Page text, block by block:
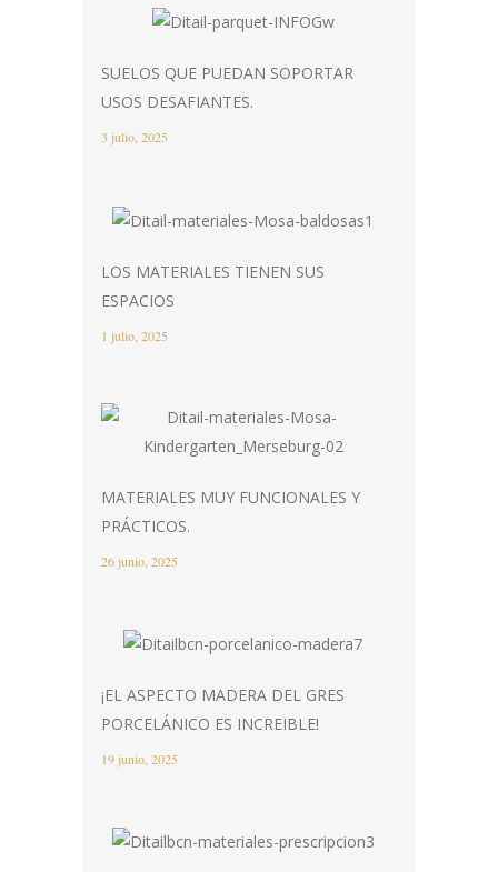
SUELOS QUE PUEDAN SOPORTAR
USOS DESAFIANTES.
3 julio, 2025
LOS MATERIALES TIENEN SUS
ESPACIOS
1 julio, 2025
MATERIALES MUY FUNCIONALES Y
PRÁCTICOS.
26 junio, 2025
¡EL ASPECTO MADERA DEL GRES
PORCELÁNICO ES INCREIBLE!
19 junio, 2025